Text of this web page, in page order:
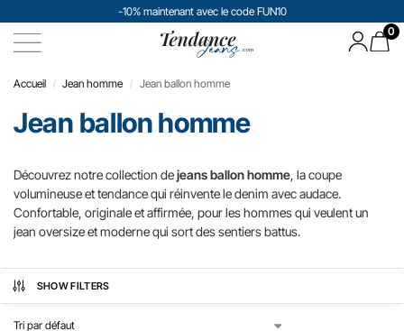
-10% maintenant avec le code FUN10
0
Accueil / Jean homme​ / Jean ballon homme
Jean ballon homme
Découvrez notre collection dejeans ballon homme, la coupe
volumineuse et tendance qui réinvente le denim avec audace.
Confortable, originale et affirmée, pour les hommes qui veulent un
jean oversize et moderne qui sort des sentiers battus.
SHOW FILTERS